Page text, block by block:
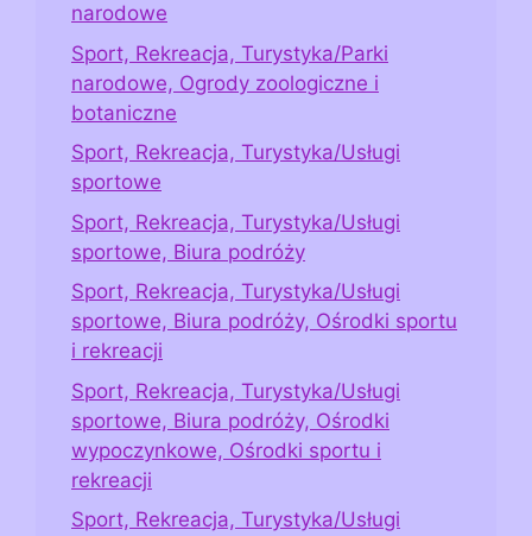
narodowe
Sport, Rekreacja, Turystyka/Parki
narodowe, Ogrody zoologiczne i
botaniczne
Sport, Rekreacja, Turystyka/Usługi
sportowe
Sport, Rekreacja, Turystyka/Usługi
sportowe, Biura podróży
Sport, Rekreacja, Turystyka/Usługi
sportowe, Biura podróży, Ośrodki sportu
i rekreacji
Sport, Rekreacja, Turystyka/Usługi
sportowe, Biura podróży, Ośrodki
wypoczynkowe, Ośrodki sportu i
rekreacji
Sport, Rekreacja, Turystyka/Usługi